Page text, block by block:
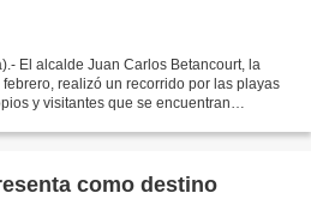
El alcalde Juan Carlos Betancourt, la
realizó un recorrido por las playas
y visitantes que se encuentran
como destino